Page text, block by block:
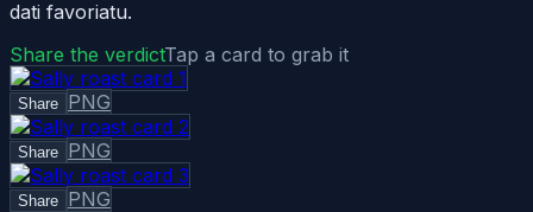
dati favoriatu.
Share the verdictTap a card to grab it
Share PNG
Share PNG
Share PNG